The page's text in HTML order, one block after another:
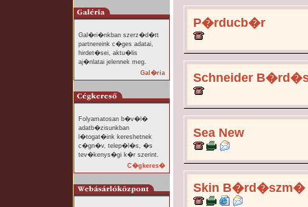
Gal�ri�nkban szerz�d�tt
partnereink c�ges adatai,
hirdet�sei, aktu�lis
aj�nlatai jelennek meg.
Gal�ria
Folyamatosan b�v�l�
adatb�zisunkban
l�togat�ink kereshetnek
c�gn�v, telep�l�s, �s
tev�kenys�gi k�r szerint.
C�gkeres�
P�rducb�r
Schneider
Sea New
Skin B�rd�szm�